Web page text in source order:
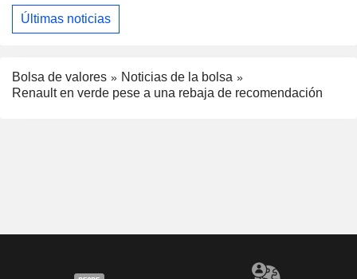
Últimas noticias
Bolsa de valores
Noticias de la bolsa
Renault en verde pese a una rebaja de recomendación